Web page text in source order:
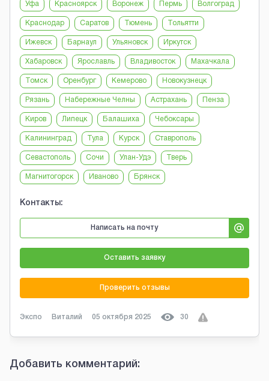
Уфа Красноярск Воронеж Пермь Волгоград
Краснодар Саратов Тюмень Тольятти
Ижевск Барнаул Ульяновск Иркутск
Хабаровск Ярославль Владивосток Махачкала
Томск Оренбург Кемерово Новокузнецк
Рязань Набережные Челны Астрахань Пенза
Киров Липецк Балашиха Чебоксары
Калининград Тула Курск Ставрополь
Севастополь Сочи Улан-Удэ Тверь
Магнитогорск Иваново Брянск
Контакты:
Написать на почту
Оставить заявку
Проверить отзывы
Экспо Виталий 05 октября 2025 30
Добавить комментарий: